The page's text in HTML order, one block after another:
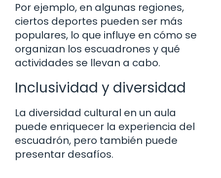
Por ejemplo, en algunas regiones,
ciertos deportes pueden ser más
populares, lo que influye en cómo se
organizan los escuadrones y qué
actividades se llevan a cabo.
Inclusividad y diversidad
La diversidad cultural en un aula
puede enriquecer la experiencia del
escuadrón, pero también puede
presentar desafíos.